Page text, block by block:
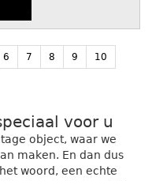
6 7 8 9 10
voor u
object, waar we
maken. En dan dus
woord, een echte